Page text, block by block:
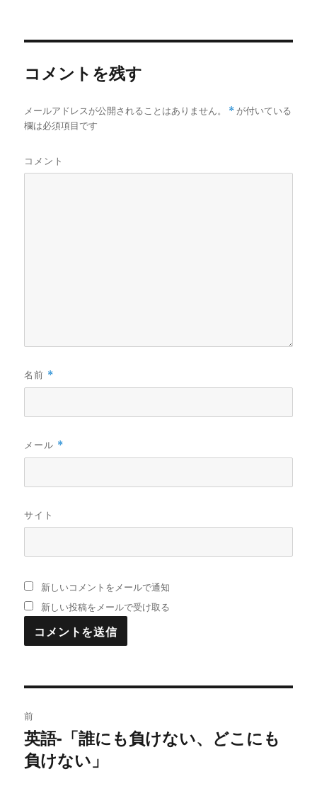
コメントを残す
メールアドレスが公開されることはありません。 *が付いている
欄は必須項目です
コメント
名前 *
メール *
サイト
新しいコメントをメールで通知
新しい投稿をメールで受け取る
稿
ナ
前
過
去
英語-「誰にも負けない、どこにも
負けない」